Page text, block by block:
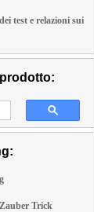
test e relazioni sui
Trick